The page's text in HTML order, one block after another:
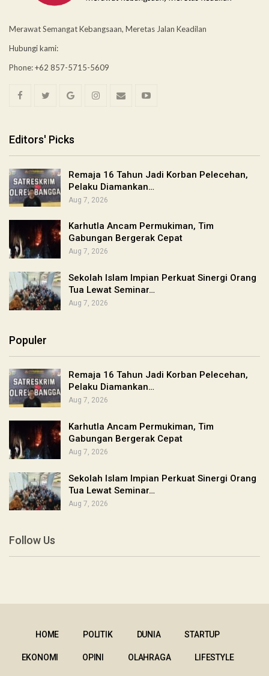
Merawat Semangat Kebangsaan, Meretas Jalan Keadilan
Hubungi kami:
Phone: +62 857-5715-5609
Editors' Picks
Remaja 16 Tahun Jadi Korban Pelecehan,
Pelaku Diamankan…
Aug 7, 2026
Karhutla Ancam Permukiman, Tim
Gabungan Bergerak Cepat
Aug 7, 2026
Sekolah Islam Impian Perkuat Sinergi Orang
Tua Lewat Seminar…
Aug 7, 2026
Populer
Remaja 16 Tahun Jadi Korban Pelecehan,
Pelaku Diamankan…
Aug 7, 2026
Karhutla Ancam Permukiman, Tim
Gabungan Bergerak Cepat
Aug 7, 2026
Sekolah Islam Impian Perkuat Sinergi Orang
Tua Lewat Seminar…
Aug 7, 2026
Follow Us
HOME POLITIK DUNIA STARTUP
EKONOMI OPINI OLAHRAGA LIFESTYLE